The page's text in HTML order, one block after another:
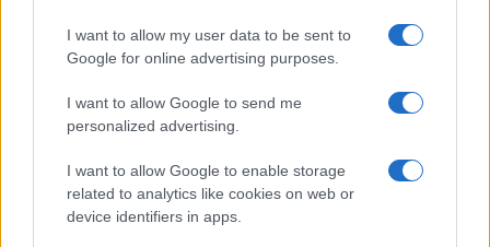
I want to allow my user data to be sent to
Google for online advertising purposes.
I want to allow Google to send me
personalized advertising.
I want to allow Google to enable storage
related to analytics like cookies on web or
device identifiers in apps.
Gestion du levier crypto : marge, liquidation et coûts